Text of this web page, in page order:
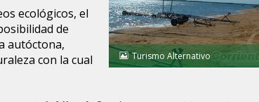
Turismo Alternativo
ecológicos, el
de
autóctona,
con la cual